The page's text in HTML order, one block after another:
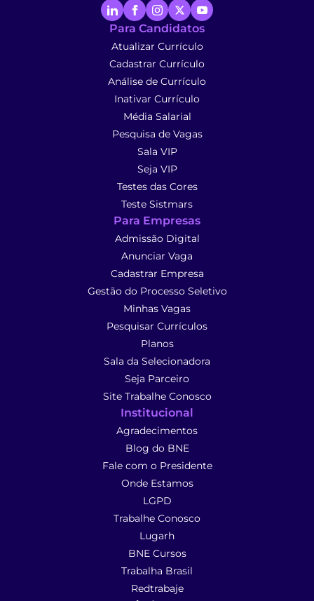
Para Candidatos
Atualizar Currículo
Cadastrar Currículo
Análise de Currículo
Inativar Currículo
Média Salarial
Pesquisa de Vagas
Sala VIP
Seja VIP
Testes das Cores
Teste Sistmars
Para Empresas
Admissão Digital
Anunciar Vaga
Cadastrar Empresa
Gestão do Processo Seletivo
Minhas Vagas
Pesquisar Currículos
Planos
Sala da Selecionadora
Seja Parceiro
Site Trabalhe Conosco
Institucional
Agradecimentos
Blog do BNE
Fale com o Presidente
Onde Estamos
LGPD
Trabalhe Conosco
Lugarh
BNE Cursos
Trabalha Brasil
Redtrabaje